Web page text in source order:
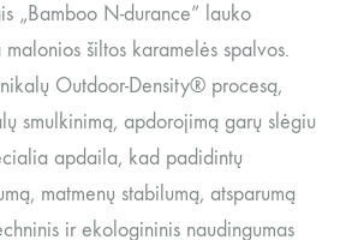
„Bamboo N-durance” lauko
šiltos karamelės spalvos.
Outdoor-Density® procesą,
smulkinimą, apdorojimą garų slėgiu
apdaila, kad padidintų
matmenų stabilumą, atsparumą
ir ekologininis naudingumas